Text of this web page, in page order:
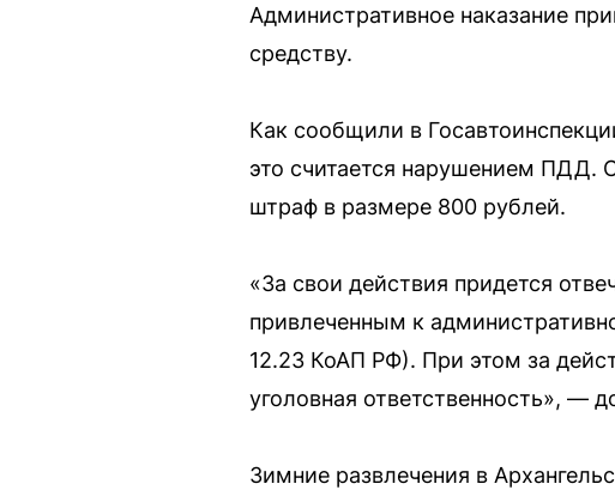
Административное наказание
средству.
Как сообщили в
это считается нарушением ПДД.
штраф в размере 800 рублей.
«За свои действия придется
привлеченным к
12.23 КоАП РФ). При этом за
уголовная ответственность», —
Зимние развлечения в